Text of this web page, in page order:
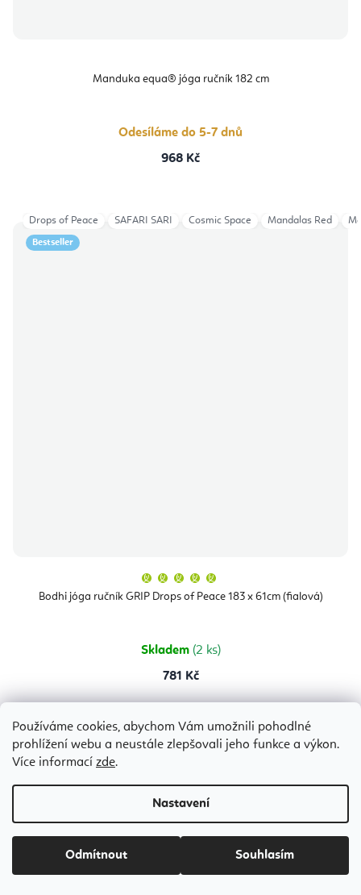
Používáme cookies, abychom Vám umožnili pohodlné
prohlížení webu a neustále zlepšovali jeho funkce a výkon.
Více informací zde.
Nastavení
Odmítnout Souhlasím
Manduka equa® jóga ručník 182 cm
Odesíláme do 5-7 dnů
968 Kč
Bestseller
Bodhi jóga ručník GRIP Drops of Peace 183 x 61cm (fialová)
produktu
je
hvězdiček.
Skladem (2 ks)
781 Kč
Drops of Peace SAFARI SARI Cosmic Space Mandalas Red
Modrá Zelená